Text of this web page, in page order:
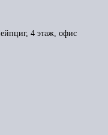
4 этаж, офис